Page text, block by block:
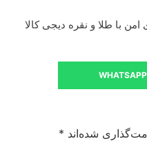
با طلا و نقره دیجی کالا
WHATSAPP
شده‌اند *